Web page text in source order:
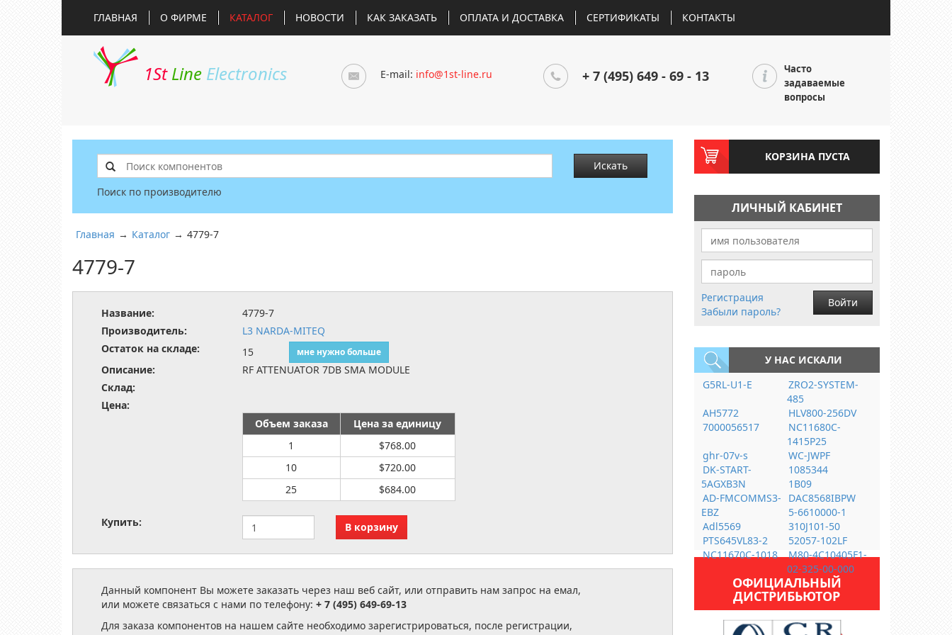
ГЛАВНАЯ О ФИРМЕ КАТАЛОГ НОВОСТИ КАК ЗАКАЗАТЬ ОПЛАТА И ДОСТАВКА СЕРТИФИКАТЫ КОНТАКТЫ
1St Line Electronics E-mail: info@1st-line.ru + 7 (495) 649 - 69 - 13
Часто
задаваемые
вопросы
Искать
Поиск по производителю
Главная → Каталог → 4779-7
4779-7
Название:
4779-7
Производитель:
L3 NARDA-MITEQ
Остаток на складе:
15 мне нужно больше
Описание:
RF ATTENUATOR 7DB SMA MODULE
Склад:
Цена:
Объем заказа
Цена за единицу
1
$768.00
10
$720.00
25
$684.00
Купить:
Данный компонент Вы можете заказать через наш веб сайт, или отправить нам запрос на емал,
или можете связаться с нами по телефону: + 7 (495) 649-69-13
Для заказа компонентов на нашем сайте необходимо зарегистрироваться, после регистрации,
КОРЗИНА ПУСТА
ЛИЧНЫЙ КАБИНЕТ
Регистрация
Забыли пароль?
Войти
У НАС ИСКАЛИ
G5RL-U1-E
ZRO2-SYSTEM-
485
AH5772
HLV800-256DV
7000056517
NC11680C-
1415P25
ghr-07v-s
WC-JWPF
DK-START-
5AGXB3N
1085344
1B09
AD-FMCOMMS3-
EBZ
DAC8568IBPW
5-6610000-1
Adl5569
310J101-50
PTS645VL83-2
52057-102LF
NC11670C-1018
M80-4C10405F1-
02-325-00-000
ОФИЦИАЛЬНЫЙ
ДИСТРИБЬЮТОР